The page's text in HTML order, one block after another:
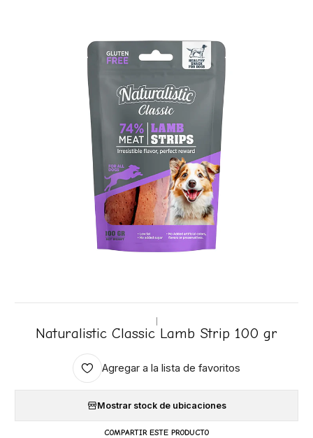
Naturalistic Classic Lamb Strip 100 gr
Agregar a la lista de favoritos
Mostrar stock de ubicaciones
COMPARTIR ESTE PRODUCTO